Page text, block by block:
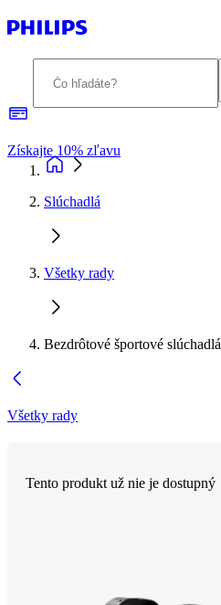
Získajte 10% zľavu
Slúchadlá
Všetky rady
Bezdrôtové športové slúchadlá
Všetky rady
Tento produkt už nie je dostupný